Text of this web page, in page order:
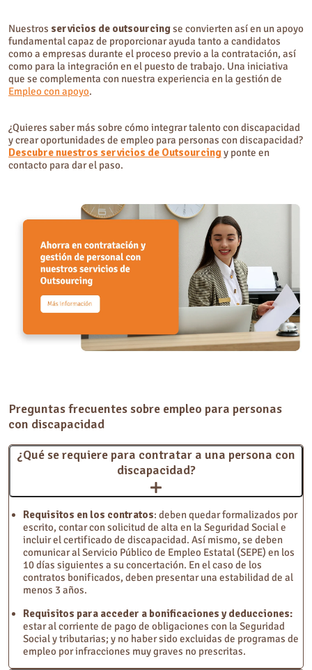
Nuestros servicios de outsourcingse convierten así en un apoyo
fundamental capaz de proporcionar ayuda tanto a candidatos
como a empresas durante el proceso previo a la contratación, así
como para la integración en el puesto de trabajo. Una iniciativa
que se complementa con nuestra experiencia en la gestión de
Empleo con apoyo.
¿Quieres saber más sobre cómo integrar talento con discapacidad
y crear oportunidades de empleo para personas con discapacidad?
Descubre nuestros servicios de Outsourcingy ponte en
contacto para dar el paso.
Preguntas frecuentes sobre empleo para personas
con discapacidad
¿Qué se requiere para contratar a una persona con
discapacidad?
Requisitos en los contratos: deben quedar formalizados por
escrito, contar con solicitud de alta en la Seguridad Social e
incluir el certificado de discapacidad. Así mismo, se deben
comunicar al Servicio Público de Empleo Estatal (SEPE) en los
10 días siguientes a su concertación. En el caso de los
contratos bonificados, deben presentar una estabilidad de al
menos 3 años.
Requisitos para acceder a bonificaciones y deducciones:
estar al corriente de pago de obligaciones con la Seguridad
Social y tributarias; y no haber sido excluidas de programas de
empleo por infracciones muy graves no prescritas.